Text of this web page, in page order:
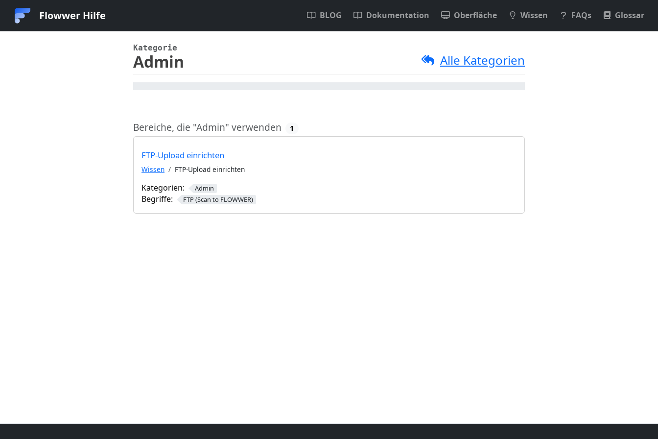
Flowwer Hilfe BLOG Dokumentation Oberfläche Wissen FAQs Glossar
Kategorie
Admin Alle Kategorien
Bereiche, die "Admin" verwenden 1
FTP-Upload einrichten
Wissen FTP-Upload einrichten
Kategorien: Admin
Begriffe: FTP (Scan to FLOWWER)